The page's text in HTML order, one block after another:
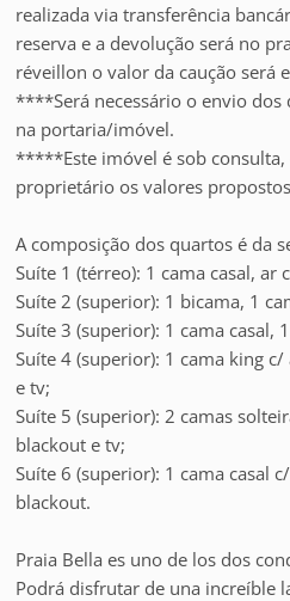
realizada via transferência
reserva e a devolução será no
réveillon o valor da caução será
****Será necessário o envio dos
na portaria/imóvel.
*****Este imóvel é sob consulta,
proprietário os valores
A composição dos quartos é da
Suíte 1 (térreo): 1 cama casal,
Suíte 2 (superior): 1 bicama, 1
Suíte 3 (superior): 1 cama
Suíte 4 (superior): 1 cama king
e tv;
Suíte 5 (superior): 2 camas
blackout e tv;
Suíte 6 (superior): 1 cama casal
blackout.
Praia Bella es uno de los dos
Podrá disfrutar de una increíble